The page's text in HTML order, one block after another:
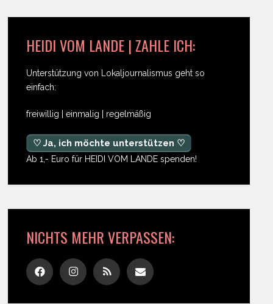
HEIDI VOM LANDE | ZAHLE ICH:
Unterstützung von Lokaljournalismus geht so
einfach:
freiwillig | einmalig | regelmäßig
♡ Ja, ich möchte unterstützen ♡
Ab 1,- Euro für HEIDI VOM LANDE spenden!
NICHTS MEHR VERPASSEN: